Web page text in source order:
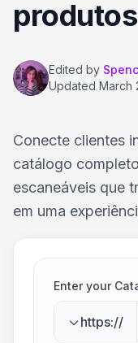
produtos
Edited by
Updated March
Conecte clientes
catálogo
escaneáveis que
em uma
Enter your
https://